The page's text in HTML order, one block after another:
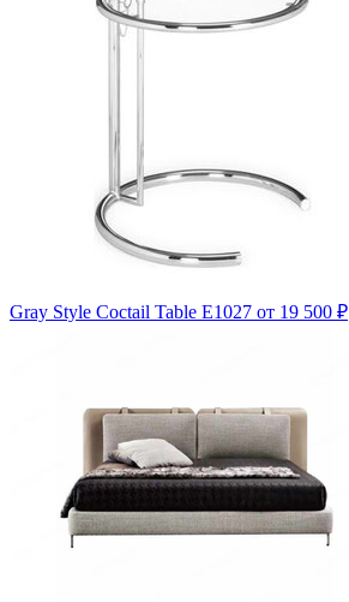
Gray Style Coctail Table E1027 от 19 500 ₽